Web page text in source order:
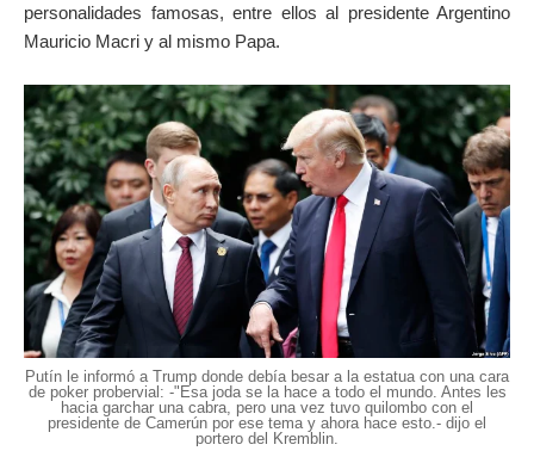
personalidades famosas, entre ellos al presidente Argentino
Mauricio Macri y al mismo Papa.
Putín le informó a Trump donde debía besar a la estatua con una cara
de poker probervial: -"Esa joda se la hace a todo el mundo. Antes les
hacia garchar una cabra, pero una vez tuvo quilombo con el
presidente de Camerún por ese tema y ahora hace esto.- dijo el
portero del Kremblin.